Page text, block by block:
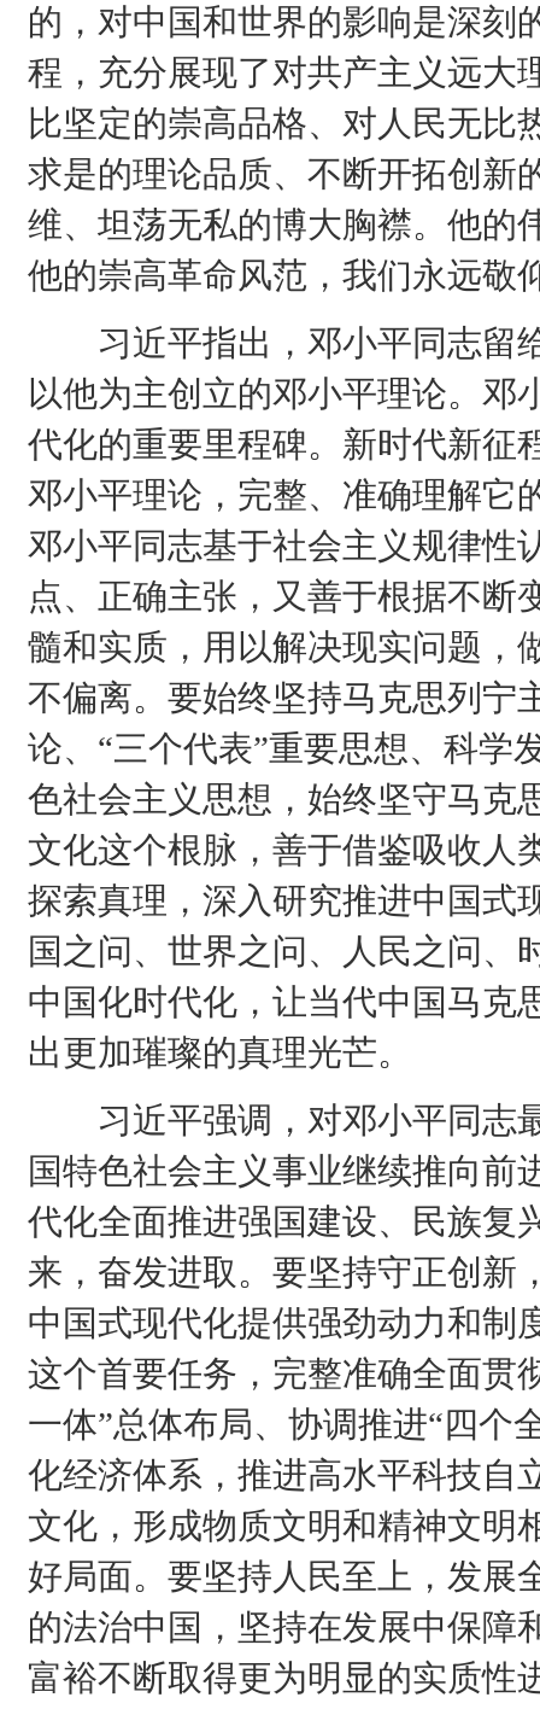
的，对中国和世界的影响是深刻
程，充分展现了对共产主义远大
比坚定的崇高品格、对人民无比
求是的理论品质、不断开拓创新
维、坦荡无私的博大胸襟。他的
他的崇高革命风范，我们永远敬
习近平指出，邓小平同志留
以他为主创立的邓小平理论。邓
代化的重要里程碑。新时代新征
邓小平理论，完整、准确理解它
邓小平同志基于社会主义规律性
点、正确主张，又善于根据不断
髓和实质，用以解决现实问题，
不偏离。要始终坚持马克思列宁
论、“三个代表”重要思想、科学
色社会主义思想，始终坚守马克
文化这个根脉，善于借鉴吸收人
探索真理，深入研究推进中国式
国之问、世界之问、人民之问、
中国化时代化，让当代中国马克
出更加璀璨的真理光芒。
习近平强调，对邓小平同志
国特色社会主义事业继续推向前
代化全面推进强国建设、民族复
来，奋发进取。要坚持守正创新
中国式现代化提供强劲动力和制
这个首要任务，完整准确全面贯
一体”总体布局、协调推进“四个
化经济体系，推进高水平科技自
文化，形成物质文明和精神文明
好局面。要坚持人民至上，发展
的法治中国，坚持在发展中保障
富裕不断取得更为明显的实质性